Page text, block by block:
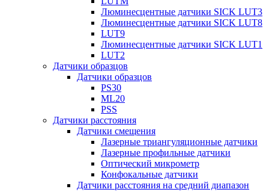
Люминесцентные датчики SICK LUT3
Люминесцентные датчики SICK LUT8
LUT9
Люминесцентные датчики SICK LUT1
LUT2
Датчики образцов
Датчики образцов
PS30
ML20
PSS
Датчики расстояния
Датчики смещения
Лазерные триангуляционные датчики
Лазерные профильные датчики
Оптический микрометр
Конфокальные датчики
Датчики расстояния на средний диапазон